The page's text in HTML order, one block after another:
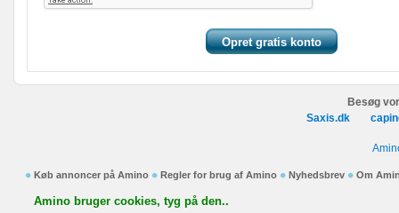
Besøg
Saxis.dk
Køb annoncer på Amino Regler for brug af Amino Nyhedsbrev Om
Amino bruger cookies, tyg på den..